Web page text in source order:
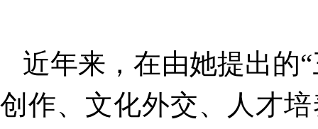
近年来，在由她提出的
创作、文化外交、人才